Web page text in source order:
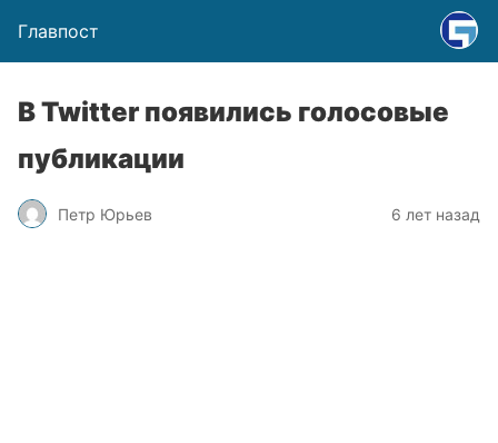
Главпост
В Twitter появились голосовые
публикации
Петр Юрьев 6 лет назад